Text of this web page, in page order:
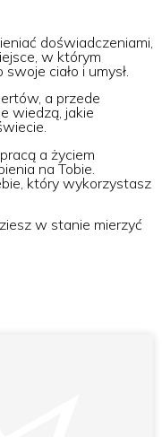
doświadczeniami,
w którym
ciało i umysł.
a przede
wiedzą, jakie
a życiem
na Tobie.
który wykorzystasz
w stanie mierzyć